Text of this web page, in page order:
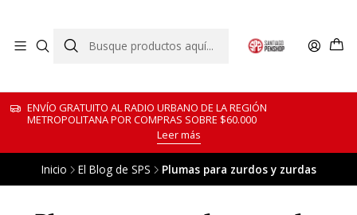
ENVÍO GRATUITO AL RADIO URBANO DE LA REGIÓN
METROPOLITANA POR COMPRAS SOBRE $60.000
Leer más
Inicio El Blog de SPS Plumas para zurdos y zurdas